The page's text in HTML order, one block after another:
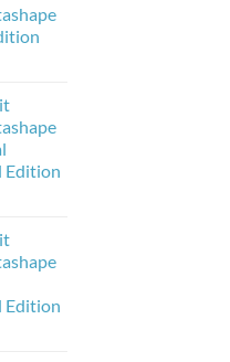
Edition
Edition